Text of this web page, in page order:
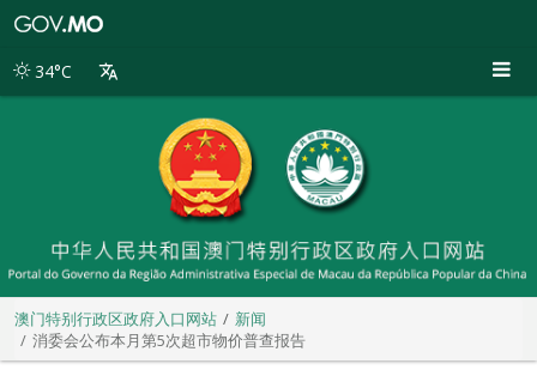
别
34°C
澳门特别行政区政府入口网站
新闻
消委会公布本月第5次超市物价普查报告